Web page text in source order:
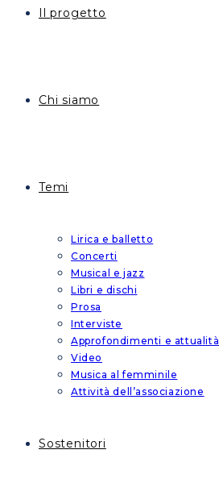
Il progetto
Chi siamo
Temi
Lirica e balletto
Concerti
Musical e jazz
Libri e dischi
Prosa
Interviste
Approfondimenti e attualità
Video
Musica al femminile
Attività dell’associazione
Sostenitori